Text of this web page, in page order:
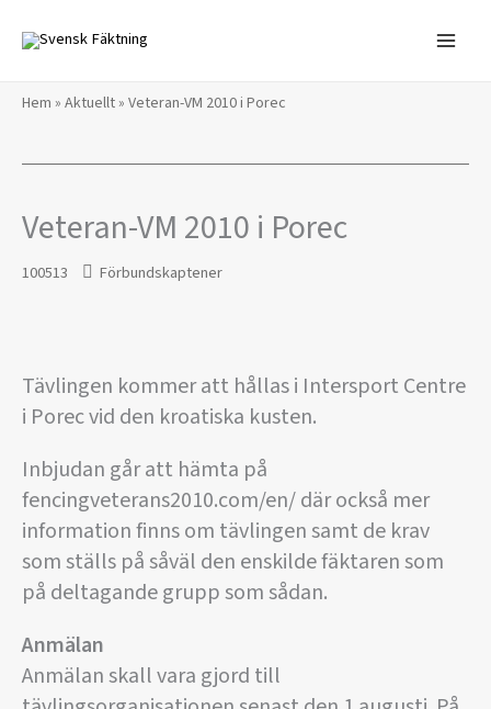
innehåll
Hem » Aktuellt» Veteran-VM 2010 i Porec
Veteran-VM 2010 i Porec
100513 Förbundskaptener
Tävlingen kommer att hållas i Intersport Centre
i Porec vid den kroatiska kusten.
Inbjudan går att hämta på
fencingveterans2010.com/en/ där också mer
information finns om tävlingen samt de krav
som ställs på såväl den enskilde fäktaren som
på deltagande grupp som sådan.
Anmälan
Anmälan skall vara gjord till